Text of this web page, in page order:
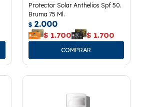
Protector Solar Anthelios Spf 50.
Bruma 75 Ml.
$ 2.000
$ 1.700 $ 1.700